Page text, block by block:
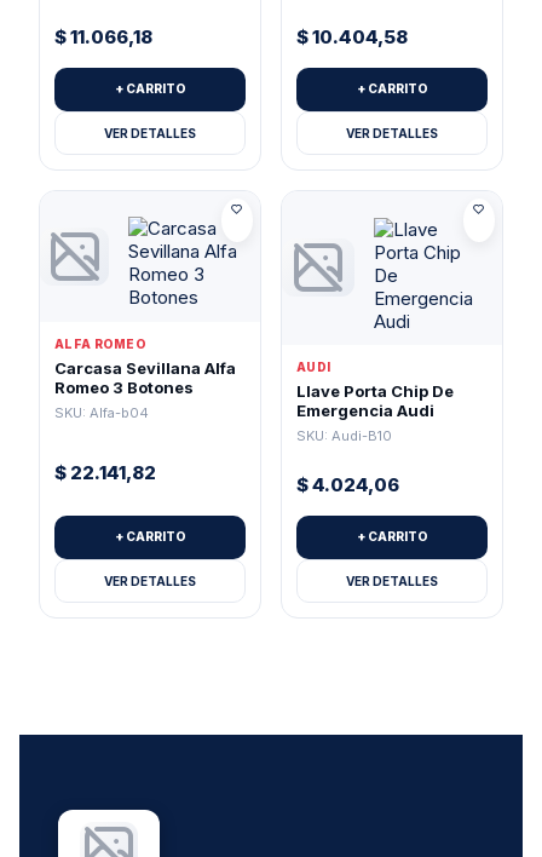
$11.066,18
+ CARRITO
VER DETALLES
$10.404,58
+ CARRITO
VER DETALLES
ALFA ROMEO
Carcasa Sevillana Alfa
Romeo 3 Botones
SKU: Alfa-b04
$ 22.141,82
+ CARRITO
VER DETALLES
AUDI
Llave Porta Chip De
Emergencia Audi
SKU: Audi-B10
$4.024,06
+ CARRITO
VER DETALLES